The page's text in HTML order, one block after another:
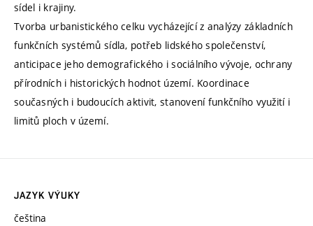
sídel i krajiny.
Tvorba urbanistického celku vycházející z analýzy základních
funkčních systémů sídla, potřeb lidského společenství,
anticipace jeho demografického i sociálního vývoje, ochrany
přírodních i historických hodnot území. Koordinace
současných i budoucích aktivit, stanovení funkčního využití i
limitů ploch v území.
JAZYK VÝUKY
čeština